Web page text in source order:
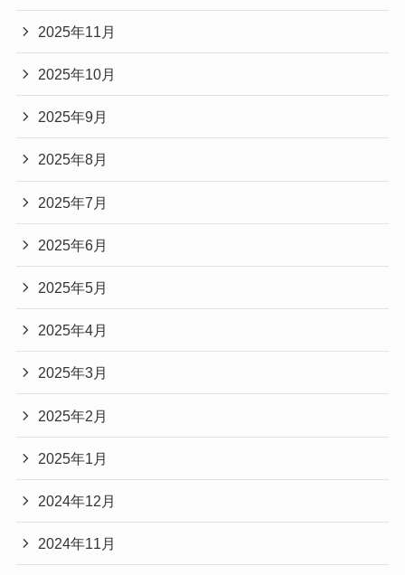
2025年11月
2025年10月
2025年9月
2025年8月
2025年7月
2025年6月
2025年5月
2025年4月
2025年3月
2025年2月
2025年1月
2024年12月
2024年11月